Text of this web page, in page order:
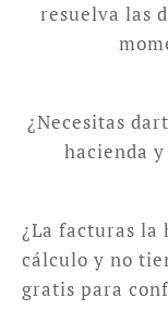
resuelva las
¿Necesitas
hacienda
¿La facturas la
cálculo y no
gratis para